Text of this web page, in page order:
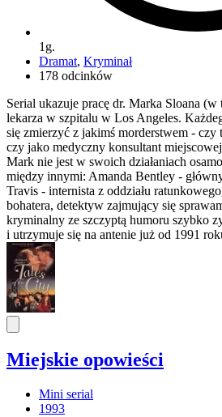
1g.
Dramat, Kryminał
178 odcinków
Serial ukazuje pracę dr. Marka Sloana
lekarza w szpitalu w Los Angeles.
się zmierzyć z jakimś morderstwem -
czy jako medyczny konsultant
Mark nie jest w swoich działaniach
między innymi: Amanda Bentley -
Travis - internista z oddziału
bohatera, detektyw zajmujący się
kryminalny ze szczyptą humoru szybko
i utrzymuje się na antenie już od 1991
Miejskie opowieści
Mini serial
1993